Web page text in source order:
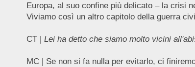
Europa, al suo confine più delicato – la crisi
Viviamo così un altro capitolo della guerra
CT | Lei ha detto che siamo molto vicini
MC | Se non si fa nulla per evitarlo, ci